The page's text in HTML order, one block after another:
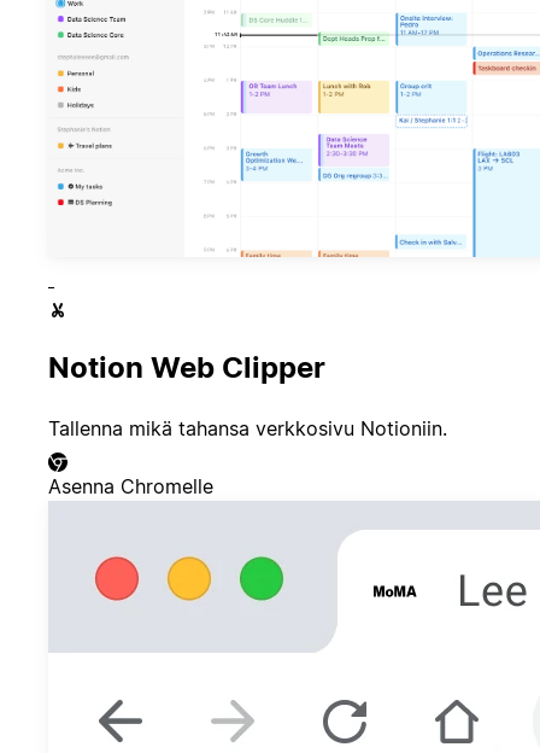
Notion Web Clipper
Tallenna mikä tahansa verkkosivu Notioniin.
Asenna Chromelle